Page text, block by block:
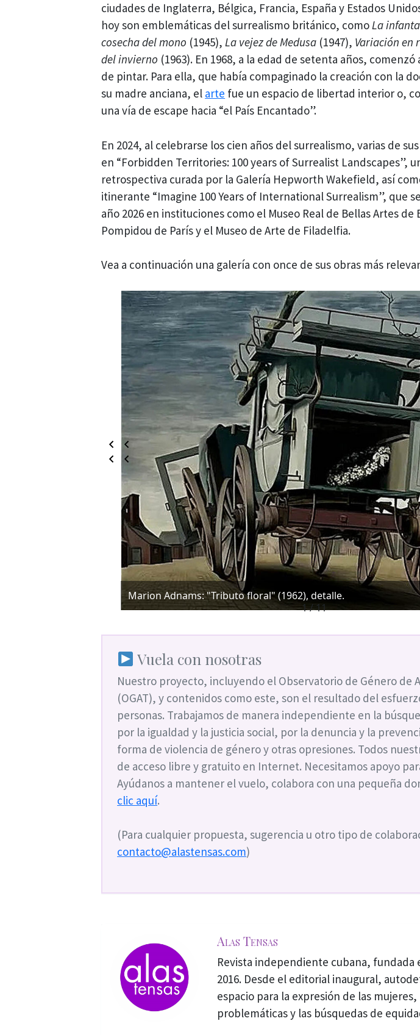
ciudades de Inglaterra, Bélgica, Francia, España y Estados
hoy son emblemáticas del surrealismo británico, comoLa
cosecha del mono (1945),La vejez de Medusa (1947), Variación en
del invierno (1963). En 1968, a la edad de setenta años,
de pintar. Para ella, que había compaginado la creación con la
su madre anciana, el arte fue un espacio de libertad interior o,
una vía de escape hacia “el País Encantado”.
En 2024, al celebrarse los cien años del surrealismo, varias de
en “Forbidden Territories: 100 years of Surrealist Landscapes”,
retrospectiva curada por la Galería Hepworth Wakefield, así
itinerante “Imagine 100 Years of International Surrealism”, que
año 2026 en instituciones como el Museo Real de Bellas Artes
Pompidou de París y el Museo de Arte de Filadelfia.
Vea a continuación una galería con once de sus obras más
Marion Adnams: "Tributo floral" (1962), detalle.
1 / 11
Vuela con nosotras
Nuestro proyecto, incluyendo el Observatorio de Género de
(OGAT), y contenidos como este, son el resultado del
personas. Trabajamos de manera independiente en la
por la igualdad y la justicia social, por la denuncia y la
forma de violencia de género y otras opresiones. Todos
de acceso libre y gratuito en Internet. Necesitamos apoyo
Ayúdanos a mantener el vuelo, colabora con una pequeña
clic aquí.
(Para cualquier propuesta, sugerencia u otro tipo de
contacto@alastensas.com)
Alas Tensas
Revista independiente cubana, fundada
2016. Desde el editorial inaugural,
espacio para la expresión de las
problemáticas y las búsquedas de